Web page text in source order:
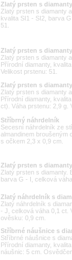
Zlatý prsten s
Zlatý prsten s diamanty
kvalita SI1 - SI2, barva
51.
Zlatý prsten s
Zlatý prsten s diamanty
Přírodní diamanty,
Velikost prstenu: 51.
Zlatý prsten s
Zlatý prsten s diamanty
Přírodní diamanty,
ct). Váha prstenu: 2,9 g.
Stříbrný náhrdelník
Secesní náhrdelník ze
almandinem broušeným
s očkem 2,3 x 0,9 cm.
Zlatý prsten s diamanty
Zlatý prsten s diamanty.
barva G - I, celková
Zlatý náhrdelník s
Zlatý náhrdelník s
- J, celková váha 0,1 ct.
ověsku: 0,9 cm.
Stříbrné náušnice s
Stříbrné náušnice s
Přírodní diamanty,
náušnic: 5 cm.